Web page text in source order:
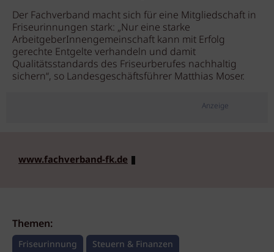
Der Fachverband macht sich für eine Mitgliedschaft in
Friseurinnungen stark: „Nur eine starke
ArbeitgeberInnengemeinschaft kann mit Erfolg
gerechte Entgelte verhandeln und damit
Qualitätsstandards des Friseurberufes nachhaltig
sichern“, so Landesgeschäftsführer Matthias Moser.
Anzeige
www.fachverband-fk.de
Themen:
Friseurinnung Steuern & Finanzen